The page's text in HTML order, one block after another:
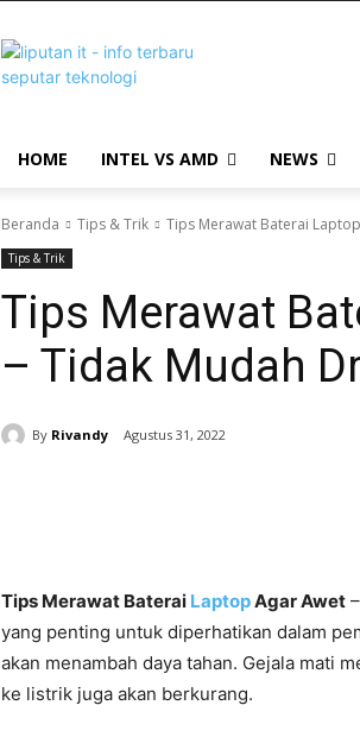
HOME INTEL VS AMD NEWS
Beranda Tips & Trik Tips Merawat Baterai
Tips & Trik
Tips Merawat
– Tidak Mudah
By Rivandy Agustus 31, 2022
Tips Merawat Baterai LaptopAgar Awet
yang penting untuk diperhatikan dalam
akan menambah daya tahan. Gejala mati
ke listrik juga akan berkurang.